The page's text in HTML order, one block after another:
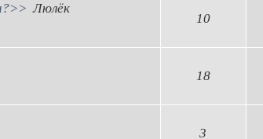
Люлёк
10
18
3